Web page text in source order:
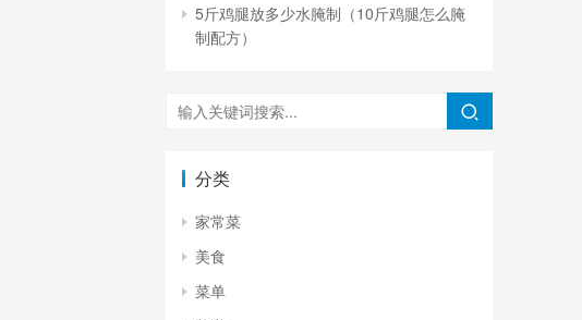
5斤鸡腿放多少水腌制（10斤鸡腿怎么腌
制配方）
分类
家常菜
美食
菜单